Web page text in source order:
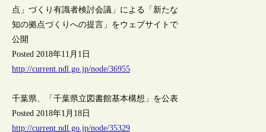
点」づくり有識者検討会議」による「新たな
知の拠点づくりへの提言」をウェブサイトで
公開
Posted 2018年11月1日
http://current.ndl.go.jp/node/36955
千葉県、「千葉県立図書館基本構想」を公表
Posted 2018年1月18日
http://current.ndl.go.jp/node/35329